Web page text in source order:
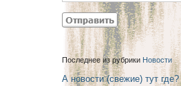
Последнее из рубрики Новости
А новости (свежие) тут где?